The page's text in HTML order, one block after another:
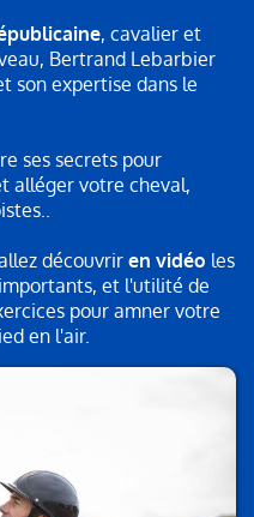
, cavalier et
Bertrand Lebarbier
son expertise dans le
ses secrets pour
alléger votre cheval,
découvriren vidéo les
et l'utilité de
pour amner votre
en l'air.